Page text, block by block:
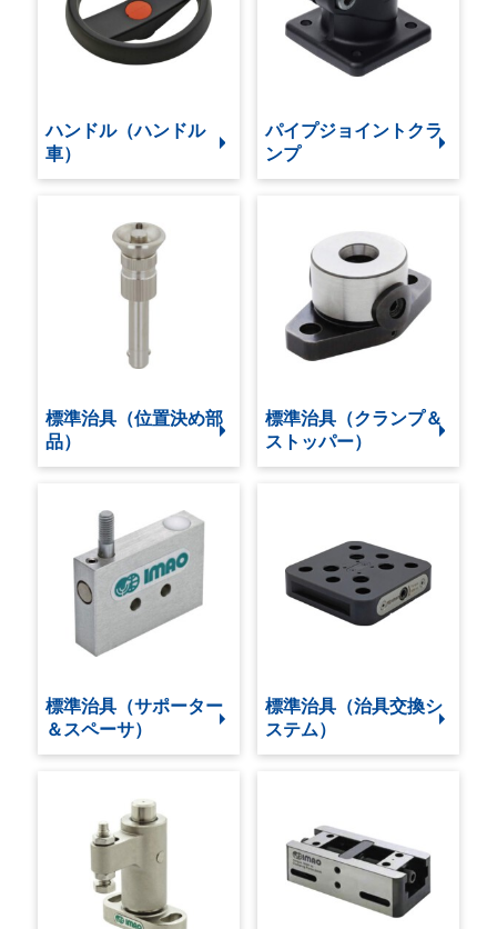
ハンドル（ハンドル
車）
パイプジョイントクラ
ンプ
標準治具（位置決め部
品）
標準治具（クランプ＆
ストッパー）
標準治具（サポーター
＆スペーサ）
標準治具（治具交換シ
ステム）